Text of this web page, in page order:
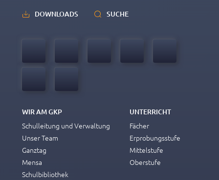
DOWNLOADS SUCHE
WIR AM GKP
Schulleitung und Verwaltung
Unser Team
Ganztag
Mensa
Schulbibliothek
UNTERRICHT
Fächer
Erprobungsstufe
Mittelstufe
Oberstufe